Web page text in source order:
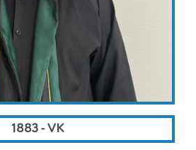
1883 - VK